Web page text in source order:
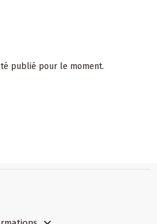
publié pour le moment.